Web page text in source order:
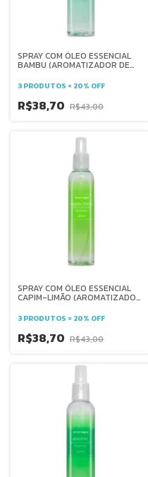
SPRAY COM ÓLEO ESSENCIAL
BAMBU (AROMATIZADOR DE
AROMAGIA
3 PRODUTOS = 20% OFF
R$38,70 R$43,00
SPRAY COM ÓLEO ESSENCIAL
CAPIM-LIMÃO (AROMATIZADOR
AROMAGIA
3 PRODUTOS = 20% OFF
R$38,70 R$43,00